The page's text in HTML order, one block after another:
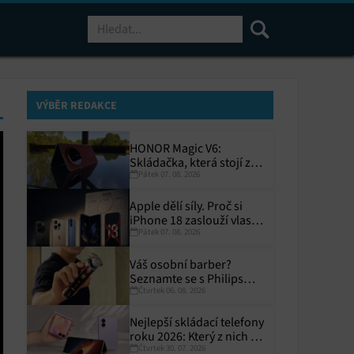
VÝBĚR REDAKCE
HONOR Magic V6:
Skládačka, která stojí za
toPátek 07. 08. 2026
Apple dělí síly. Proč si
iPhone 18 zaslouží vlastní
termín?
Pátek 07. 08. 2026
Váš osobní barber?
Seznamte se s Philips
i9000 Prestige Ultra
Čtvrtek 06. 08. 2026
Nejlepší skládací telefony
roku 2026: Který z nich si
zaslouží místo ve vaší
Čtvrtek 30. 07. 2026